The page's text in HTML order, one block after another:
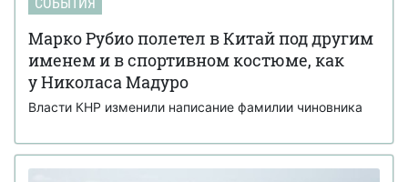
Марко Рубио полетел в Китай под другим
именем и в спортивном костюме, как
у Николаса Мадуро
Власти КНР изменили написание фамилии чиновника